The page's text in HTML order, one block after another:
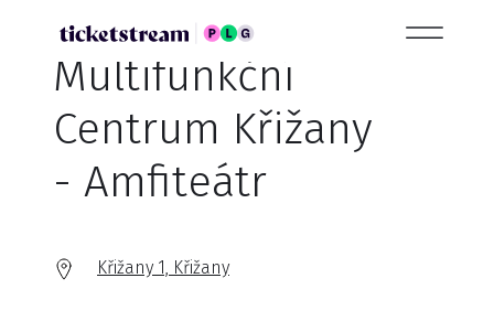
Multifunkční
Centrum Křižany
- Amfiteátr
Křižany 1, Křižany